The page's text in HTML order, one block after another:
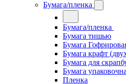
Бумага/пленка
Бумага/пленка
Бумага тишью
Бумага
Бумага крафт
Бумага для
Бумага
Пленка